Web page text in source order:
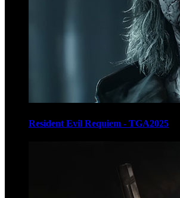
Resident Evil Requiem - TGA2025